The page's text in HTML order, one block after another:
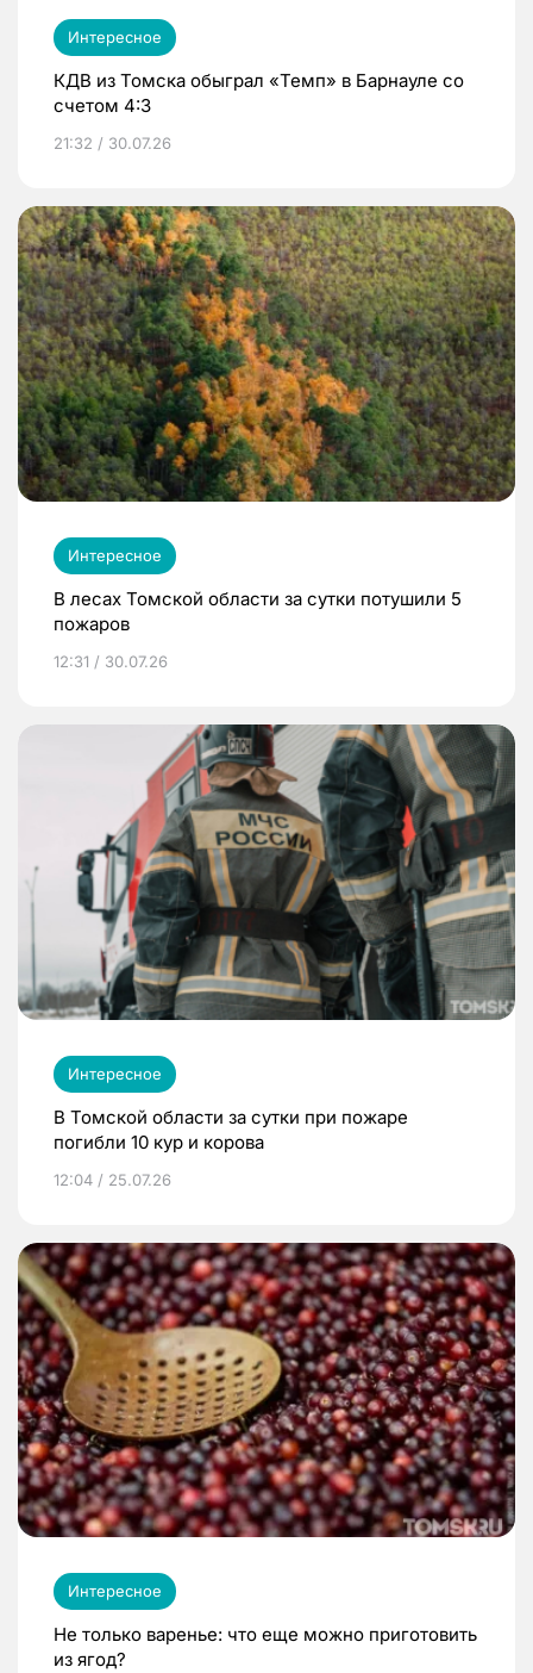
Интересное
КДВ из Томска обыграл «Темп» в Барнауле со
счетом 4:3
21:32 / 30.07.26
Интересное
В лесах Томской области за сутки потушили 5
пожаров
12:31 / 30.07.26
Интересное
В Томской области за сутки при пожаре
погибли 10 кур и корова
12:04 / 25.07.26
Интересное
Не только варенье: что еще можно приготовить
из ягод?